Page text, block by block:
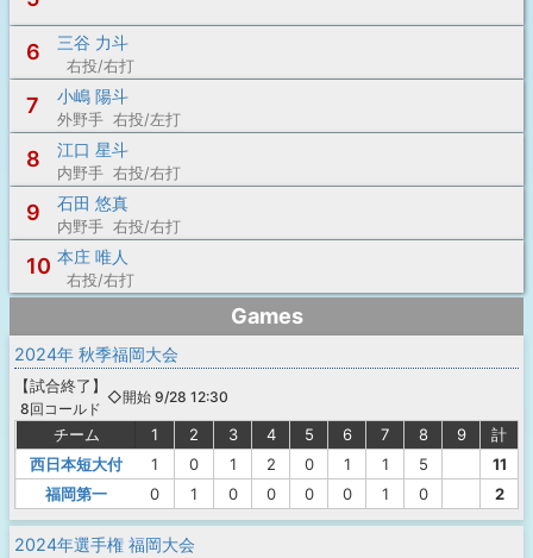
6 三谷 力斗
右投/右打
7 小嶋 陽斗
外野手 右投/左打
8 江口 星斗
内野手 右投/右打
9 石田 悠真
内野手 右投/右打
10 本庄 唯人
右投/右打
Games
2024年 秋季福岡大会
【試合終了 】
8回コールド
◇開始 9/28 12:30
チーム 1 2 3 4 5 6 7 8 9
計
西日本短大付
1 0 1 2 0 1 1 5
11
福岡第一
0 1 0 0 0 0 1 0 2
2024年選手権 福岡大会